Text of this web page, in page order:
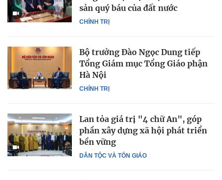
CHÍNH TRỊ
sản quý báu của đất nước
CHÍNH TRỊ
Bộ trưởng Đào Ngọc Dung tiếp
Tổng Giám mục Tổng Giáo phận
Hà Nội
DÂN TỘC VÀ TÔN GIÁO
Lan tỏa giá trị "4 chữ An", góp
phần xây dựng xã hội phát triển
bền vững